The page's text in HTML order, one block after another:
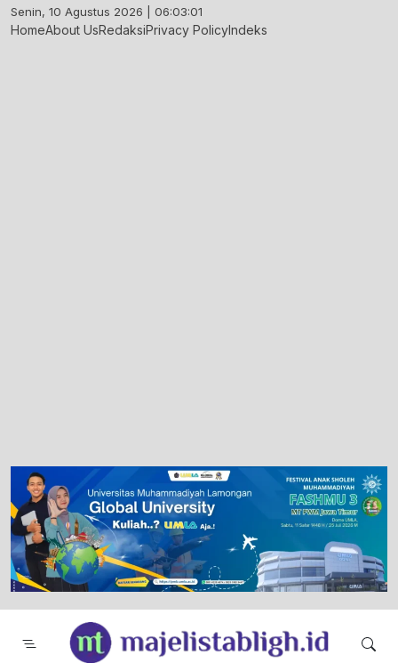
Skip
to
Senin, 10 Agustus 2026 | 06:03:02
HomeAbout UsRedaksiPrivacy PolicyIndeks